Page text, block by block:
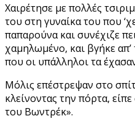
Χαιρέτησε με πολλές
του στη γυναίκα του που
παπαρούνα και συνέχιζε
χαμηλωμένο, και βγήκε
που οι υπάλληλοι τα
Μόλις επέστρεψαν στο
κλείνοντας την πόρτα,
του Βωντρέκ».